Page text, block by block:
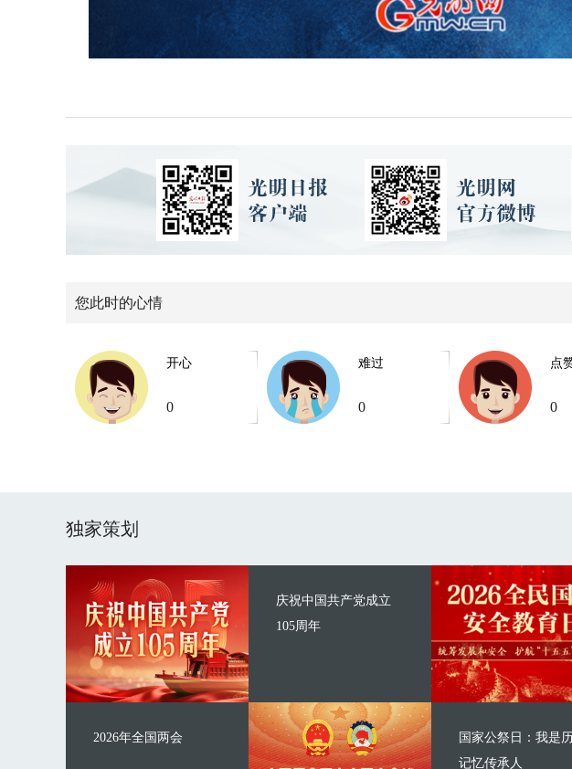
您此时的心情
开心
0
难过
0
点
0
独家策划
庆祝中国共产党成立
105周年
2026年全国两会
国家公祭日：我是
记忆传承人